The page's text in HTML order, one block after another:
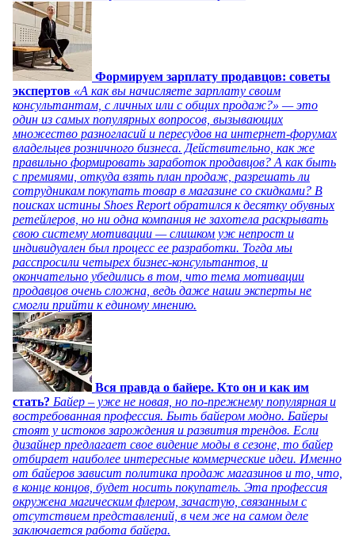
Формируем зарплату продавцов: советы
экспертов «А как вы начисляете зарплату своим
консультантам, с личных или с общих продаж?» — это
один из самых популярных вопросов, вызывающих
множество разногласий и пересудов на интернет-форумах
владельцев розничного бизнеса. Действительно, как же
правильно формировать заработок продавцов? А как быть
с премиями, откуда взять план продаж, разрешать ли
сотрудникам покупать товар в магазине со скидками? В
поисках истины Shoes Report обратился к десятку обувных
ретейлеров, но ни одна компания не захотела раскрывать
свою систему мотивации — слишком уж непрост и
индивидуален был процесс ее разработки. Тогда мы
расспросили четырех бизнес-консультантов, и
окончательно убедились в том, что тема мотивации
продавцов очень сложна, ведь даже наши эксперты не
смогли прийти к единому мнению.
Вся правда о байере. Кто он и как им
стать? Байер – уже не новая, но по-прежнему популярная и
востребованная профессия. Быть байером модно. Байеры
стоят у истоков зарождения и развития трендов. Если
дизайнер предлагает свое видение моды в сезоне, то байер
отбирает наиболее интересные коммерческие идеи. Именно
от байеров зависит политика продаж магазинов и то, что,
в конце концов, будет носить покупатель. Эта профессия
окружена магическим флером, зачастую, связанным с
отсутствием представлений, в чем же на самом деле
заключается работа байера.